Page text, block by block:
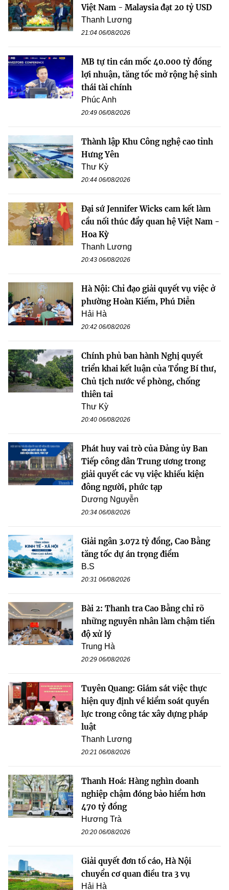
Việt Nam - Malaysia đạt 20 tỷ USD
Thanh Lương
21:04 06/08/2026
MB tự tin cán mốc 40.000 tỷ đồng
lợi nhuận, tăng tốc mở rộng hệ sinh
thái tài chính
Phúc Anh
20:49 06/08/2026
Thành lập Khu Công nghệ cao tỉnh
Hưng Yên
Thư Kỳ
20:44 06/08/2026
Đại sứ Jennifer Wicks cam kết làm
cầu nối thúc đẩy quan hệ Việt Nam -
Hoa Kỳ
Thanh Lương
20:43 06/08/2026
Hà Nội: Chỉ đạo giải quyết vụ việc ở
phường Hoàn Kiếm, Phú Diễn
Hải Hà
20:42 06/08/2026
Chính phủ ban hành Nghị quyết
triển khai kết luận của Tổng Bí thư,
Chủ tịch nước về phòng, chống
thiên tai
Thư Kỳ
20:40 06/08/2026
Phát huy vai trò của Đảng ủy Ban
Tiếp công dân Trung ương trong
giải quyết các vụ việc khiếu kiện
đông người, phức tạp
Dương Nguyễn
20:34 06/08/2026
Giải ngân 3.072 tỷ đồng, Cao Bằng
tăng tốc dự án trọng điểm
B.S
20:31 06/08/2026
Bài 2: Thanh tra Cao Bằng chỉ rõ
những nguyên nhân làm chậm tiến
độ xử lý
Trung Hà
20:29 06/08/2026
Tuyên Quang: Giám sát việc thực
hiện quy định về kiểm soát quyền
lực trong công tác xây dựng pháp
luật
Thanh Lương
20:21 06/08/2026
Thanh Hoá: Hàng nghìn doanh
nghiệp chậm đóng bảo hiểm hơn
470 tỷ đồng
Hương Trà
20:20 06/08/2026
Giải quyết đơn tố cáo, Hà Nội
chuyển cơ quan điều tra 3 vụ
Hải Hà